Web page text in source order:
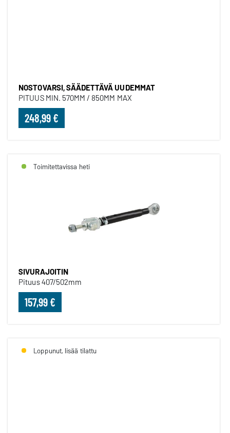
NOSTOVARSI, SÄÄDETTÄVÄ UUDEMMAT
PITUUS MIN. 570MM / 850MM MAX
248,99 €
Toimitettavissa heti
SIVURAJOITIN
Pituus 407/502mm
157,99 €
Loppunut, lisää tilattu